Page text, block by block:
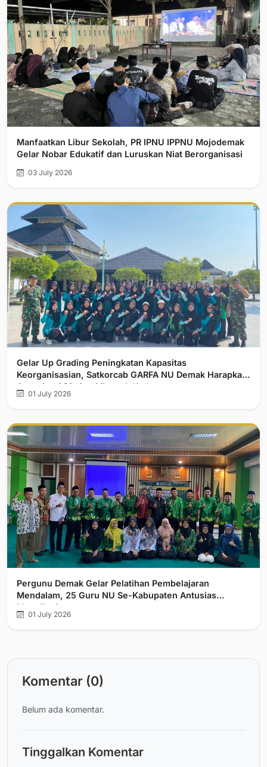
Manfaatkan Libur Sekolah, PR IPNU IPPNU Mojodemak
Gelar Nobar Edukatif dan Luruskan Niat Berorganisasi
03 July 2026
Gelar Up Grading Peningkatan Kapasitas
Keorganisasian, Satkorcab GARFA NU Demak Harapkan
Organisasi Diminati Banyak Kader
01 July 2026
Pergunu Demak Gelar Pelatihan Pembelajaran
Mendalam, 25 Guru NU Se-Kabupaten Antusias
Mengikuti
01 July 2026
Komentar (0)
Belum ada komentar.
Tinggalkan Komentar